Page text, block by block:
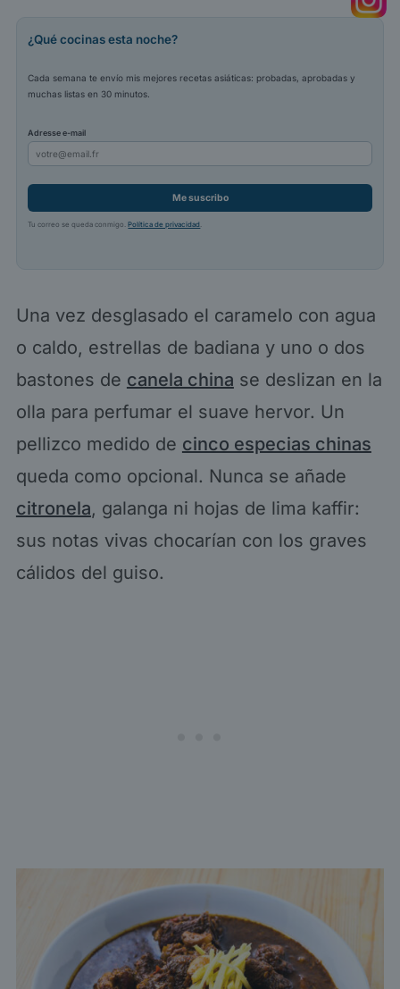
¿Qué cocinas esta noche?
Cada semana te envío mis mejores recetas asiáticas: probadas, aprobadas y
muchas listas en 30 minutos.
Adresse e-mail
Me suscribo
Tu correo se queda conmigo.Política de privacidad.
Una vez desglasado el caramelo con agua
o caldo, estrellas de badiana y uno o dos
bastones de canela china se deslizan en la
olla para perfumar el suave hervor. Un
pellizco medido de cinco especias chinas
queda como opcional. Nunca se añade
citronela, galanga ni hojas de lima kaffir:
sus notas vivas chocarían con los graves
cálidos del guiso.